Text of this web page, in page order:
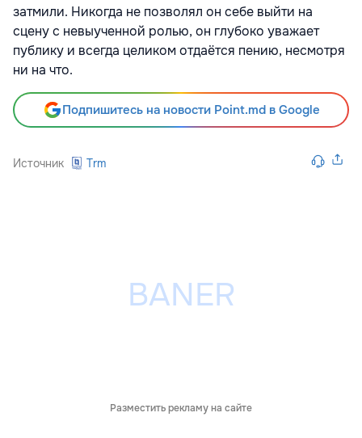
затмили. Никогда не позволял он себе выйти на
сцену с невыученной ролью, он глубоко уважает
публику и всегда целиком отдаётся пению, несмотря
ни на что.
Подпишитесь на новости Point.md в Google
Источник Trm
Разместить рекламу на сайте